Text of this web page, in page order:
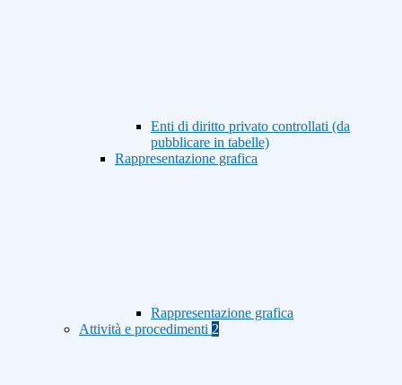
Enti di diritto privato controllati (da
pubblicare in tabelle)
Rappresentazione grafica
Rappresentazione grafica
Attività e procedimenti 2